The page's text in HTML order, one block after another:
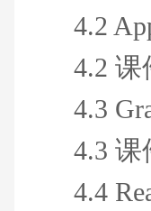
4.2
4.2 课
4.3
4.3 课
4.4